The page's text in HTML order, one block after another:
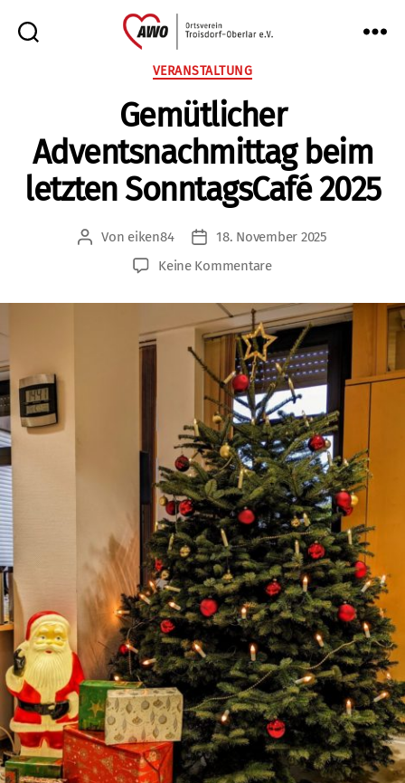
AWO
e.V.
Kategorien
VERANSTALTUNG
Gemütlicher
Adventsnachmittag beim
letzten SonntagsCafé 2025
Beitragsautor
Von eiken84 Veröffentlichungsdatum
18. November 2025
Keine Kommentarezu
Adventsnachmittag
beim
letzten
SonntagsCafé
2025